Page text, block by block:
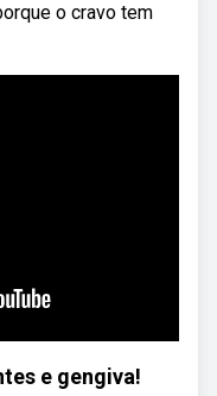
o cravo tem
e gengiva!